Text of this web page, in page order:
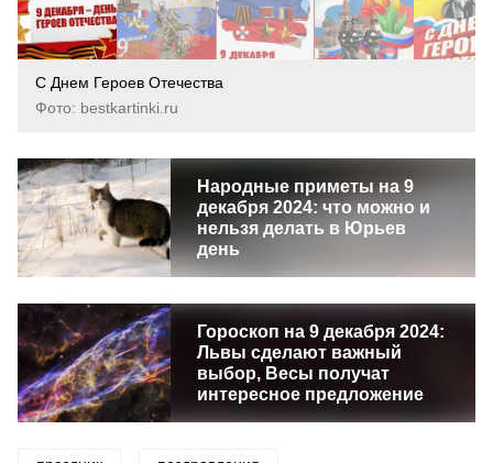
С Днем Героев Отечества
Фото: bestkartinki.ru
Народные приметы на 9
декабря 2024: что можно и
нельзя делать в Юрьев
день
Гороскоп на 9 декабря 2024:
Львы сделают важный
выбор, Весы получат
интересное предложение